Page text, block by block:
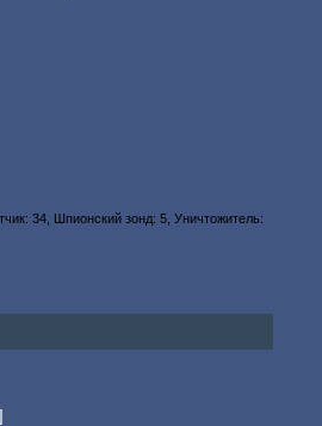
34, Шпионский зонд: 5, Уничтожитель: